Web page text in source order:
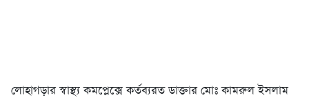
লোহাগড়ার স্বাস্থ্য কমপ্লেক্সে কর্তব্যরত ডাক্তার মোঃ কামরুল ইসলাম